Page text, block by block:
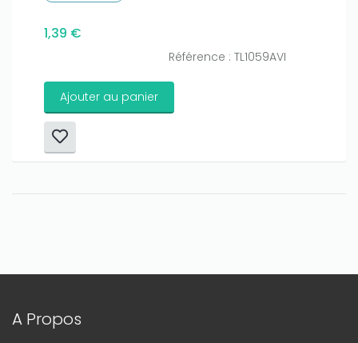
1,39 €
Référence : TL1059AVI
Ajouter au panier
A Propos